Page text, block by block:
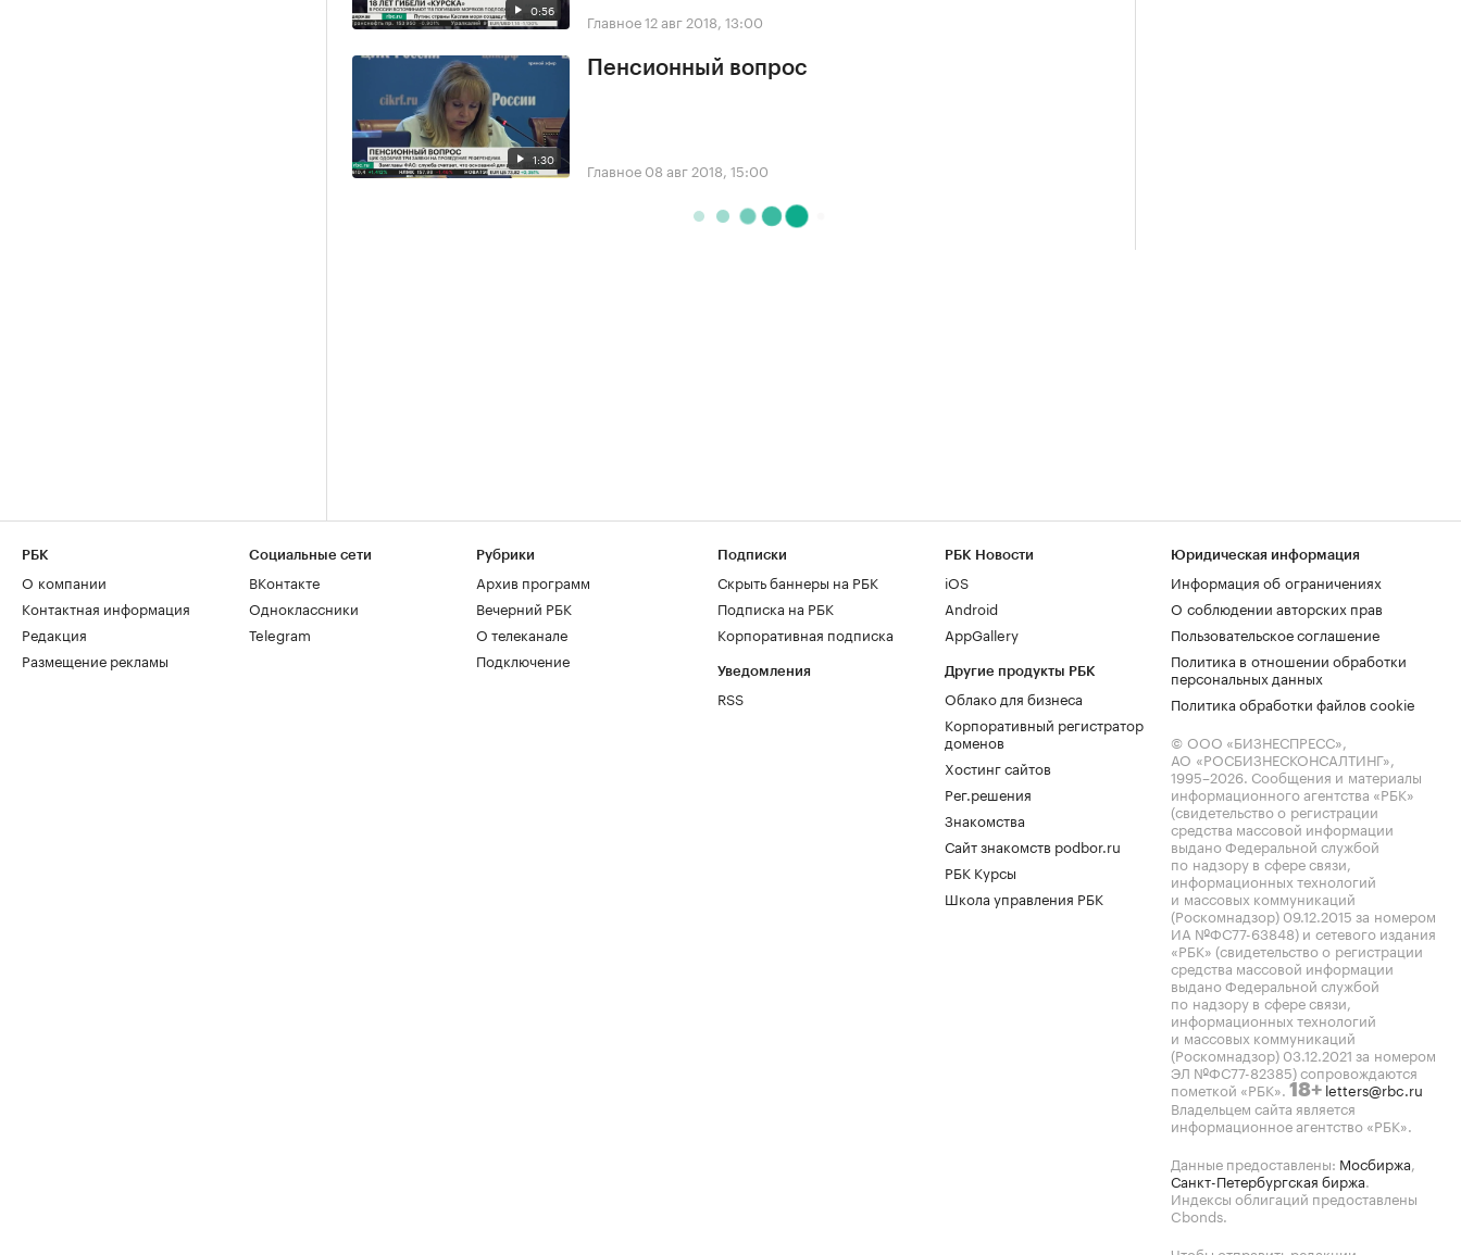
0:56 Главное12 авг 2018, 13:00
1:30
Пенсионный вопрос
Главное 08 авг 2018, 15:00
РБК
О компании
Контактная информация
Редакция
Размещение рекламы
Социальные сети
ВКонтакте
Одноклассники
Telegram
Рубрики
Архив программ
Вечерний РБК
О телеканале
Подключение
Подписки
Скрыть баннеры на РБК
Подписка на РБК
Корпоративная подписка
Уведомления
RSS
РБК Новости
iOS
Android
AppGallery
Другие продукты РБК
Облако для бизнеса
Корпоративный регистратор
доменов
Хостинг сайтов
Рег.решения
Знакомства
Сайт знакомств podbor.ru
РБК Курсы
Школа управления РБК
Юридическая информация
Информация об ограничениях
О соблюдении авторских прав
Пользовательское соглашение
Политика в отношении обработки
персональных данных
Политика обработки файлов cookie
© ООО «БИЗНЕСПРЕСС»,
АО «РОСБИЗНЕСКОНСАЛТИНГ»,
1995–2026. Сообщения и материалы
информационного агентства «РБК»
(свидетельство о регистрации
средства массовой информации
выдано Федеральной службой
по надзору в сфере связи,
информационных технологий
и массовых коммуникаций
(Роскомнадзор) 09.12.2015 за номером
ИА №ФС77-63848) и сетевого издания
«РБК» (свидетельство о регистрации
средства массовой информации
выдано Федеральной службой
по надзору в сфере связи,
информационных технологий
и массовых коммуникаций
(Роскомнадзор) 03.12.2021 за номером
ЭЛ №ФС77-82385) сопровождаются
пометкой «РБК». 18+ letters@rbc.ru
Владельцем сайта является
информационное агентство «РБК».
Данные предоставлены: Мосбиржа,
Санкт-Петербургская биржа.
Индексы облигаций предоставлены
Cbonds.